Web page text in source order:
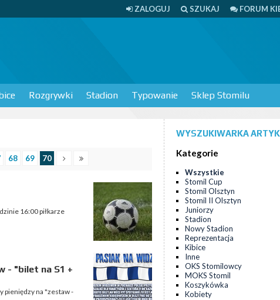
ZALOGUJ SZUKAJ FORUM
Rozgrywki Stadion Typowanie Sklep Stomilu
68 69 70
16:00 piłkarze
- "bilet na S1 +
pieniędzy na "zestaw -
WYSZUKIWARKA
Kategorie
Wszystkie
Stomil Cup
Stomil Olsztyn
Stomil II Olsztyn
Juniorzy
Stadion
Nowy Stadion
Reprezentacja
Kibice
Inne
OKS Stomilowcy
MOKS Stomil
Koszykówka
Kobiety